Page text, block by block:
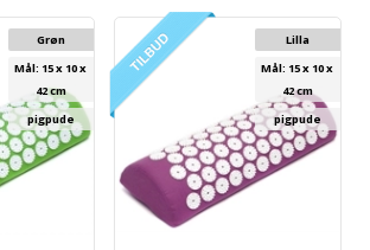
Grøn
Mål: 15 x 10 x
42 cm
pigpude
Lilla
Mål: 15 x 10 x
42 cm
pigpude